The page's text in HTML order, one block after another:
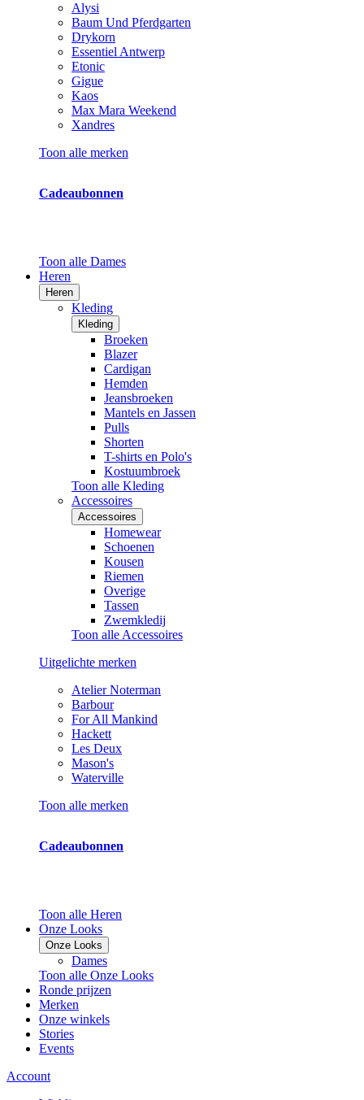
Alysi
Baum Und Pferdgarten
Drykorn
Essentiel Antwerp
Etonic
Gigue
Kaos
Max Mara Weekend
Xandres
Toon alle merken
Cadeaubonnen
Toon alle Dames
Heren
Heren
Kleding
Kleding
Broeken
Blazer
Cardigan
Hemden
Jeansbroeken
Mantels en Jassen
Pulls
Shorten
T-shirts en Polo's
Kostuumbroek
Toon alle Kleding
Accessoires
Accessoires
Homewear
Schoenen
Kousen
Riemen
Overige
Tassen
Zwemkledij
Toon alle Accessoires
Uitgelichte merken
Atelier Noterman
Barbour
For All Mankind
Hackett
Les Deux
Mason's
Waterville
Toon alle merken
Cadeaubonnen
Toon alle Heren
Onze Looks
Onze Looks
Dames
Toon alle Onze Looks
Ronde prijzen
Merken
Onze winkels
Stories
Events
Account